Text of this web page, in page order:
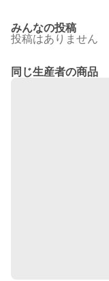
みんなの投稿
投稿はありません
同じ生産者の商品